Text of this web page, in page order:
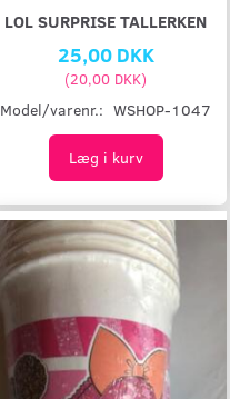
LOL SURPRISE TALLERKEN
25,00 DKK
(20,00 DKK)
Model/varenr.: WSHOP-1047
Læg i kurv